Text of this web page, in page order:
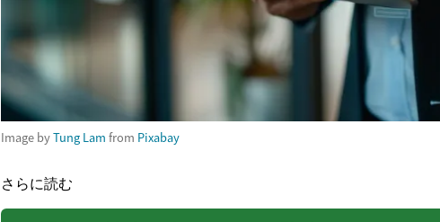
Image byTung Lam from Pixabay
さらに読む